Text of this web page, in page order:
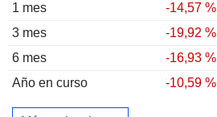
1 mes
-14,57 %
3 mes
-19,92 %
6 mes
-16,93 %
Año en curso
-10,59 %